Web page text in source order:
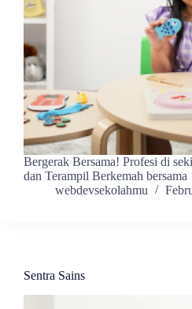
Bergerak Bersama! Profesi di
dan Terampil Berkemah bersama
webdevsekolahmu
Sentra Sains